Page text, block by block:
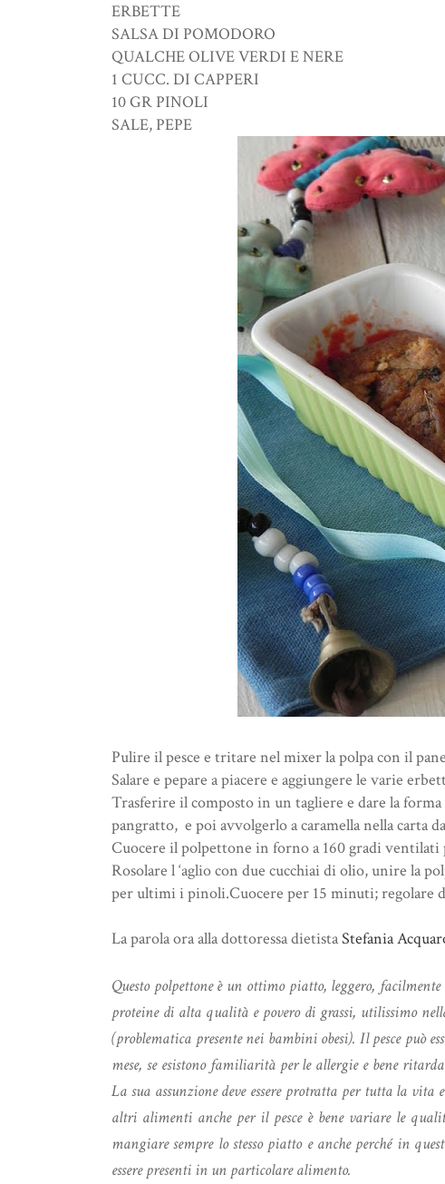
ERBETTE
SALSA DI POMODORO
QUALCHE OLIVE VERDI E NERE
1 CUCC. DI CAPPERI
10 GR PINOLI
SALE, PEPE
Pulire il pesce e tritare nel mixer la polpa con il
Salare e pepare a piacere e aggiungere le varie
Trasferire il composto in un tagliere e dare la
pangratto, e poi avvolgerlo a caramella nella carta
Cuocere il polpettone in forno a 160 gradi
Rosolare l ‘aglio con due cucchiai di olio, unire la
per ultimi i pinoli.Cuocere per 15 minuti; regolare
La parola ora alla dottoressa dietistaStefania
Questo polpettone è un ottimo piatto, leggero,
proteine di alta qualità e povero di grassi, utilissimo nella
(problematica presente nei bambini obesi). Il pesce può
mese, se esistono familiarità per le allergie e bene
La sua assunzione deve essere protratta per tutta la
altri alimenti anche per il pesce è bene variare le
mangiare sempre lo stesso piatto e anche perché in
essere presenti in un particolare alimento.